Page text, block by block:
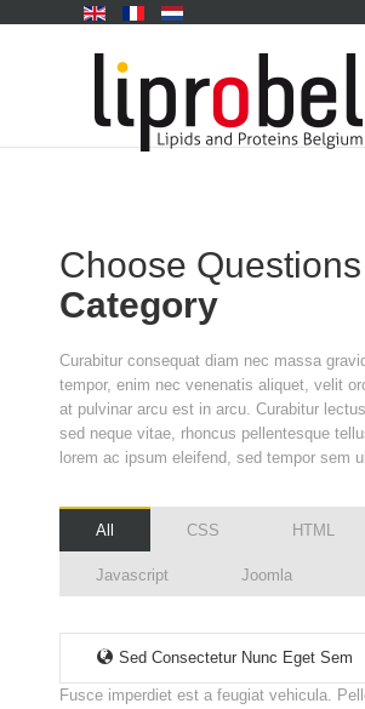
Choose Questions
Category
Curabitur consequat diam nec massa
tempor, enim nec venenatis aliquet, velit
at pulvinar arcu est in arcu. Curabitur
sed neque vitae, rhoncus pellentesque
lorem ac ipsum eleifend, sed tempor sem
All CSS HTML
Javascript Joomla
Sed Consectetur Nunc Eget Sem
Fusce imperdiet est a feugiat vehicula.